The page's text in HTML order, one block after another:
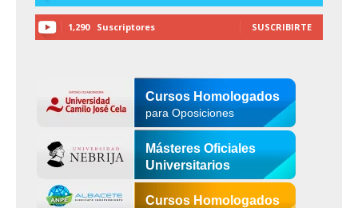
1,290 Suscriptores SUSCRIBIRTE
Cursos Homologados
para Oposiciones
Másteres Oficiales
Universitarios
Cursos Homologados